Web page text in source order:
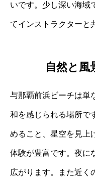
いです。少し深い海域
てインストラクターと
自然と風
与那覇前浜ビーチは単
和を感じられる場所で
めること、星空を見上
体験が豊富です。夜に
広がります。また近く